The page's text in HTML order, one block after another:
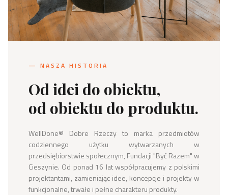
— NASZA HISTORIA
Od idei do obiektu,
od obiektu do produktu.
WellDone® Dobre Rzeczy to marka przedmiotów
codziennego użytku wytwarzanych w
przedsiębiorstwie społecznym, Fundacji "Być Razem" w
Cieszynie. Od ponad 16 lat współpracujemy z polskimi
projektantami, zamieniając idee, koncepcje i projekty w
funkcjonalne, trwałe i pełne charakteru produkty.